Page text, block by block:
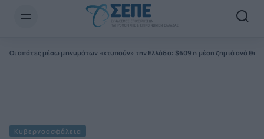
Οι απάτες μέσω μηνυμάτων «χτυπούν» την Ελλάδα: $609 η μέση ζημιά ανά
Κυβερνοασφάλεια
Newsletter Email*